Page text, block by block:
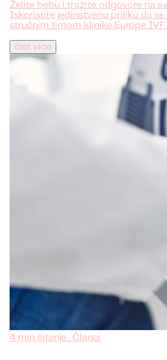
Želite bebu i tražite odgovore na
Iskoristite jedinstvenu priliku da se
stručnim timom klinike Europe IVF
číst více
4 min čitanje · Članci